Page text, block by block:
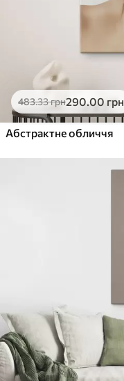
483.33грн290.00 грн
Абстрактне обличчя